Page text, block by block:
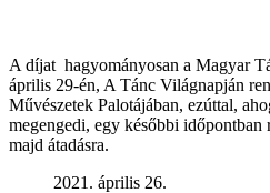
A díjat hagyományosan a Magyar
április 29-én, A Tánc Világnapján
Művészetek Palotájában, ezúttal,
megengedi, egy későbbi időpontban
majd átadásra.
2021. április 26.